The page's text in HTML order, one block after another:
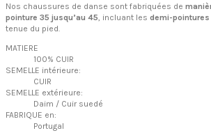
Nos chaussures de danse sont fabriquées de
pointure 35 jusqu’au 45, incluant les demi-pointures
tenue du pied.
MATIERE
100% CUIR
SEMELLE intérieure:
CUIR
SEMELLE extérieure:
Daim / Cuir suedé
FABRIQUE en:
Portugal